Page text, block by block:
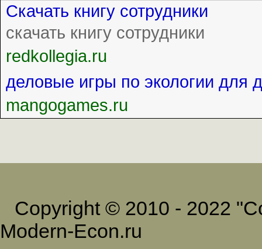
Скачать книгу сотрудники
скачать книгу сотрудники
redkollegia.ru
деловые игры по экологии для
mangogames.ru
Copyright © 2010 - 2022
Modern-Econ.ru